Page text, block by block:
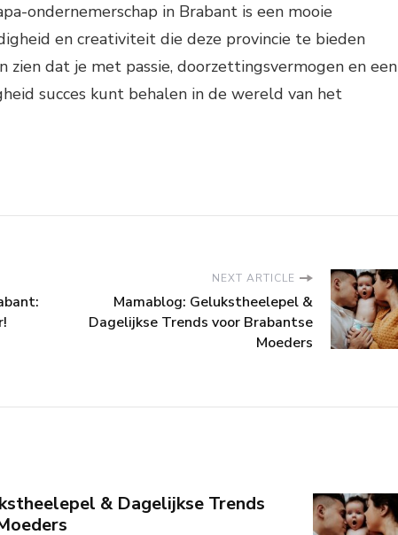
ondernemerschap in Brabant is een mooie
en creativiteit die deze provincie te bieden
zien dat je met passie, doorzettingsvermogen en een
succes kunt behalen in de wereld van het
NEXT ARTICLE
Mamablog: Gelukstheelepel &
Dagelijkse Trends voor Brabantse
Moeders
& Dagelijkse Trends